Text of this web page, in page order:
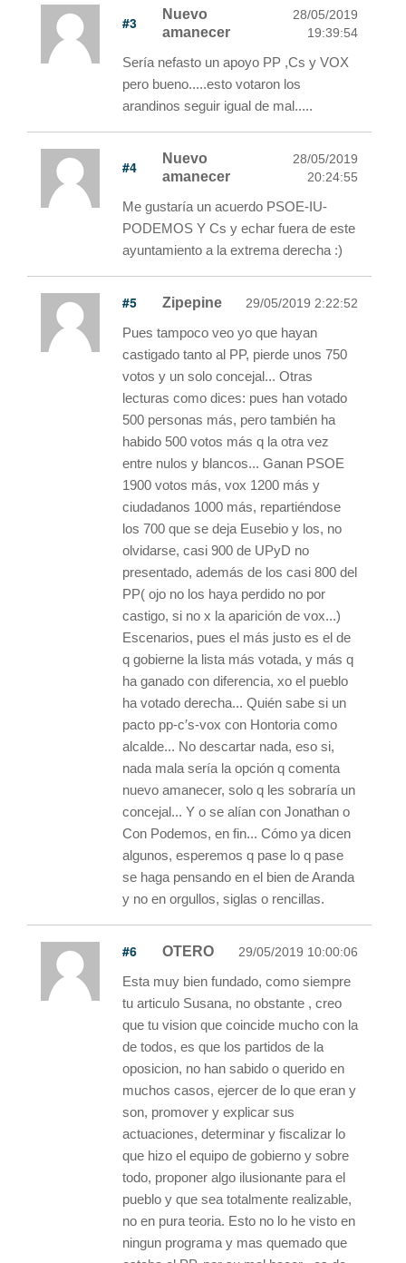
#3
Nuevo
amanecer
28/05/2019
19:39:54
Sería nefasto un apoyo PP ,Cs y VOX
pero bueno.....esto votaron los
arandinos seguir igual de mal.....
#4
Nuevo
amanecer
28/05/2019
20:24:55
Me gustaría un acuerdo PSOE-IU-
PODEMOS Y Cs y echar fuera de este
ayuntamiento a la extrema derecha :)
#5 Zipepine 29/05/2019 2:22:52
Pues tampoco veo yo que hayan
castigado tanto al PP, pierde unos 750
votos y un solo concejal... Otras
lecturas como dices: pues han votado
500 personas más, pero también ha
habido 500 votos más q la otra vez
entre nulos y blancos... Ganan PSOE
1900 votos más, vox 1200 más y
ciudadanos 1000 más, repartiéndose
los 700 que se deja Eusebio y los, no
olvidarse, casi 900 de UPyD no
presentado, además de los casi 800 del
PP( ojo no los haya perdido no por
castigo, si no x la aparición de vox...)
Escenarios, pues el más justo es el de
q gobierne la lista más votada, y más q
ha ganado con diferencia, xo el pueblo
ha votado derecha... Quién sabe si un
pacto pp-c′s-vox con Hontoria como
alcalde... No descartar nada, eso si,
nada mala sería la opción q comenta
nuevo amanecer, solo q les sobraría un
concejal... Y o se alían con Jonathan o
Con Podemos, en fin... Cómo ya dicen
algunos, esperemos q pase lo q pase
se haga pensando en el bien de Aranda
y no en orgullos, siglas o rencillas.
#6 OTERO 29/05/2019 10:00:06
Esta muy bien fundado, como siempre
tu articulo Susana, no obstante , creo
que tu vision que coincide mucho con la
de todos, es que los partidos de la
oposicion, no han sabido o querido en
muchos casos, ejercer de lo que eran y
son, promover y explicar sus
actuaciones, determinar y fiscalizar lo
que hizo el equipo de gobierno y sobre
todo, proponer algo ilusionante para el
pueblo y que sea totalmente realizable,
no en pura teoria. Esto no lo he visto en
ningun programa y mas quemado que